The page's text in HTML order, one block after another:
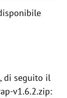
di seguito il
v1.6.2.zip: